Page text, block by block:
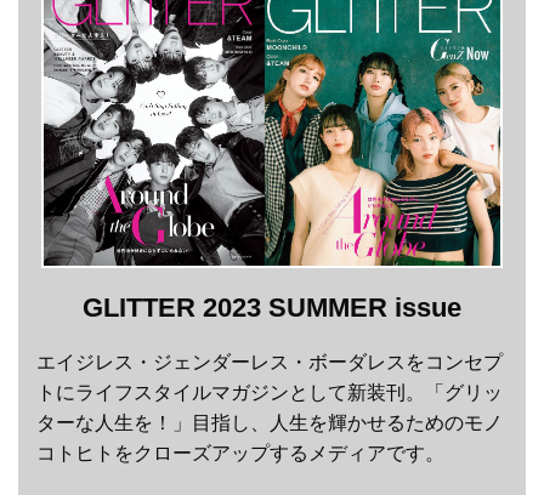
GLITTER 2023 SUMMER issue
エイジレス・ジェンダーレス・ボーダレスをコンセプ
トにライフスタイルマガジンとして新装刊。「グリッ
ターな人生を！」目指し、人生を輝かせるためのモノ
コトヒトをクローズアップするメディアです。